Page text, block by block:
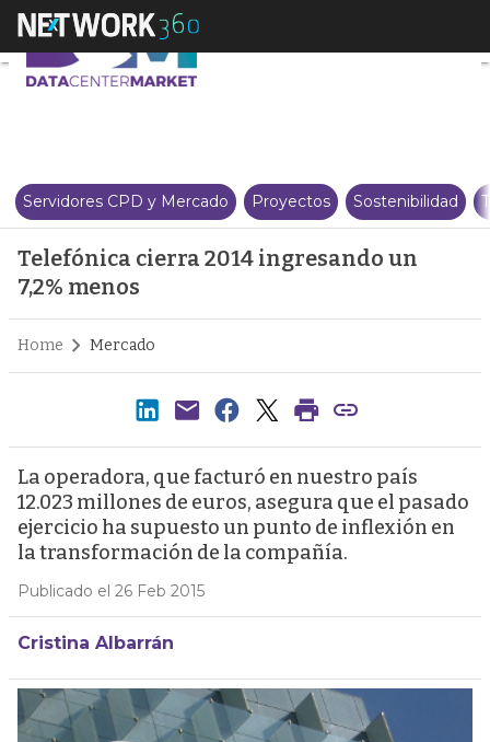
Telefónica cierra 2014
Servidores CPD y Mercado Proyectos Sostenibilidad
Telefónica cierra 2014 ingresando un
7,2% menos
Home Mercado
La operadora, que facturó en nuestro país
12.023 millones de euros, asegura que el pasado
ejercicio ha supuesto un punto de inflexión en
la transformación de la compañía.
Publicado el 26 Feb 2015
Cristina Albarrán